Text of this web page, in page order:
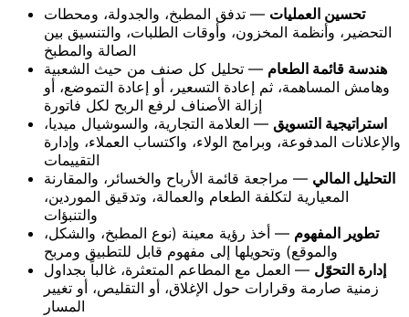
تحسين العمليات — تدفق المطبخ، والجدولة، ومحطات
التحضير، وأنظمة المخزون، وأوقات الطلبات، والتنسيق بين
الصالة والمطبخ
هندسة قائمة الطعام — تحليل كل صنف من حيث الشعبية
وهامش المساهمة، ثم إعادة التسعير، أو إعادة التموضع، أو
إزالة الأصناف لرفع الربح لكل فاتورة
استراتيجية التسويق — العلامة التجارية، والسوشيال ميديا،
والإعلانات المدفوعة، وبرامج الولاء، واكتساب العملاء، وإدارة
التقييمات
التحليل المالي — مراجعة قائمة الأرباح والخسائر، والمقارنة
المعيارية لتكلفة الطعام والعمالة، وتدقيق الموردين،
والتنبؤات
تطوير المفهوم — أخذ رؤية معينة (نوع المطبخ، والشكل،
والموقع) وتحويلها إلى مفهوم قابل للتطبيق ومربح
إدارة التحوّل — العمل مع المطاعم المتعثرة، غالباً بجداول
زمنية صارمة وقرارات حول الإغلاق، أو التقليص، أو تغيير
المسار